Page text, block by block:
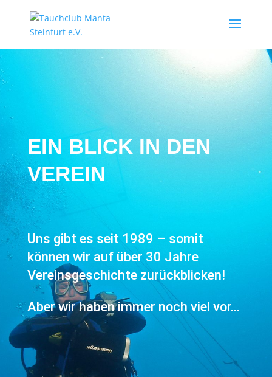
EIN BLICK IN DEN
VEREIN
Uns gibt es seit 1989 – somit
können wir auf über 30 Jahre
Vereinsgeschichte zurückblicken!
Aber wir haben immer noch viel vor…